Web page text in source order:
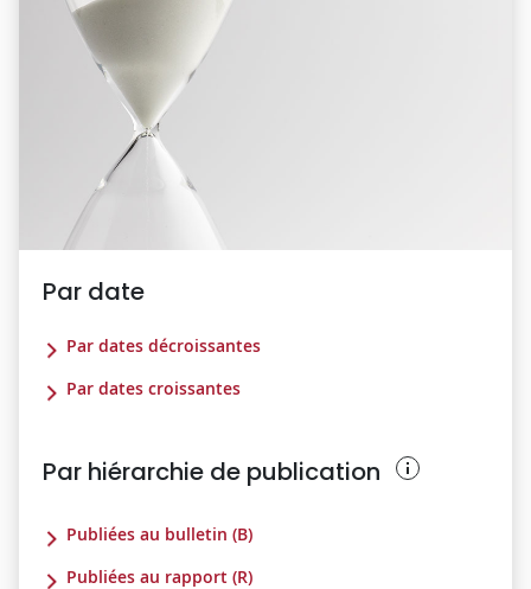
Par date
Par dates décroissantes
Par dates croissantes
Par hiérarchie de publication
Publiées au bulletin (B)
Publiées au rapport (R)